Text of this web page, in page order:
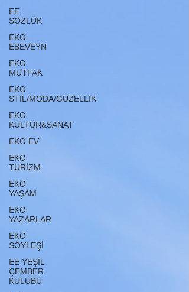
EE
SÖZLÜK
EKO
EBEVEYN
EKO
MUTFAK
EKO
STİL/MODA/GÜZELLİK
EKO
KÜLTÜR&SANAT
EKO EV
EKO
TURİZM
EKO
YAŞAM
EKO
YAZARLAR
EKO
SÖYLEŞİ
EE YEŞİL
ÇEMBER
KULÜBÜ